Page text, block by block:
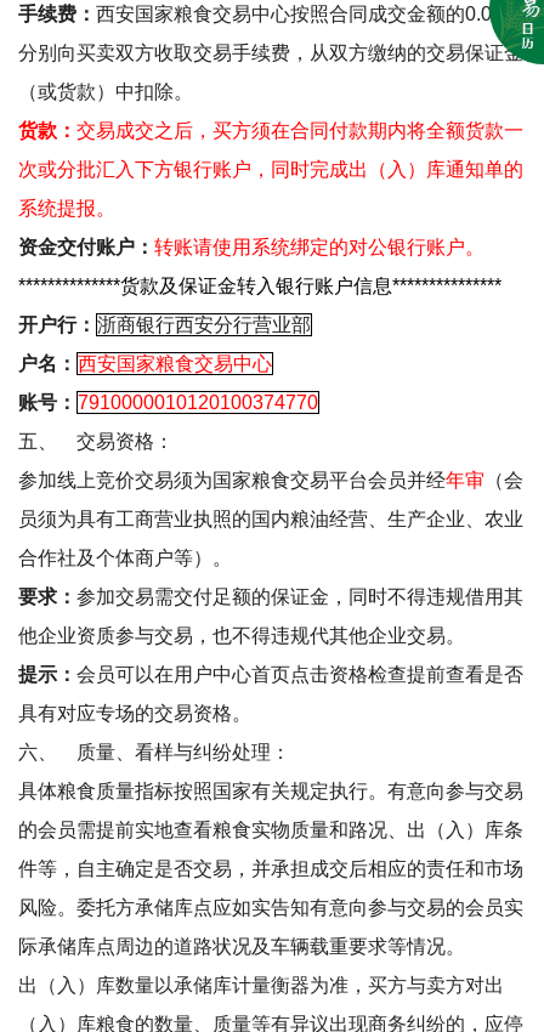
手续费： 西安国家粮食交易中心按照合同成交金额的0.08％
分别向买卖双方收取交易手续费，从双方缴纳的交易保证金
（或货款）中扣除。
货款： 交易成交之后，买方须在合同付款期内将全额货款一
次或分批汇入下方银行账户，同时完成出（入）库通知单的
系统提报。
资金交付账户： 转账请使用系统绑定的对公银行账户。
**************货款及保证金转入银行账户信息***************
开户行： 浙商银行西安分行营业部
户名： 西安国家粮食交易中心
账号： 7910000010120100374770
五、
交易资格：
参加线上竞价交易须为国家粮食交易平台会员并经年审 （会
员须为具有工商营业执照的国内粮油经营、生产企业、农业
合作社及个体商户等）。
要求： 参加交易需交付足额的保证金，同时不得违规借用其
他企业资质参与交易，也不得违规代其他企业交易。
提示： 会员可以在用户中心首页点击资格检查提前查看是否
具有对应专场的交易资格。
六、
质量、看样与纠纷处理：
具体粮食质量指标按照国家有关规定执行。有意向参与交易
的会员需提前实地查看粮食实物质量和路况、出（入）库条
件等，自主确定是否交易，并承担成交后相应的责任和市场
风险。委托方承储库点应如实告知有意向参与交易的会员实
际承储库点周边的道路状况及车辆载重要求等情况。
出（入）库数量以承储库计量衡器为准，买方与卖方对出
（入）库粮食的数量、质量等有异议出现商务纠纷的，应停